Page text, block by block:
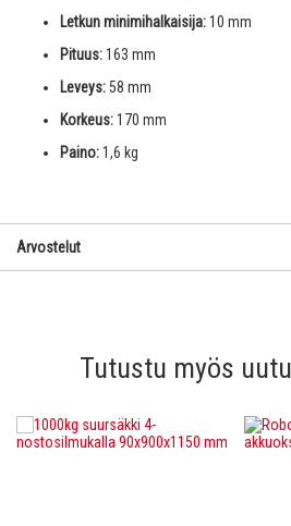
Letkun minimihalkaisija:10 mm
Pituus:163 mm
Leveys:58 mm
Korkeus:170 mm
Paino:1,6 kg
Arvostelut
Tutustu myös